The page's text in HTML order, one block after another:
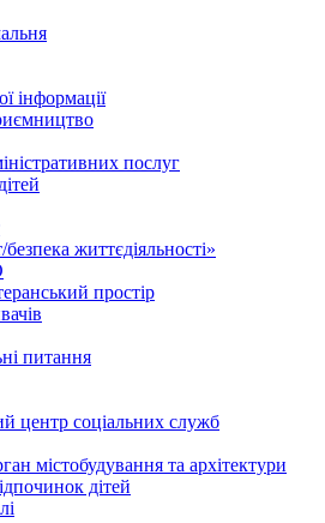
інформації
послуг
життєдіяльності»
простір
питання
центр соціальних служб
містобудування та архітектури
дітей